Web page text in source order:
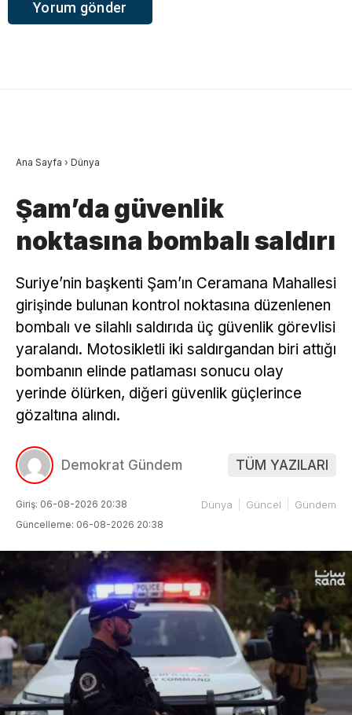
Ana Sayfa › Dünya
Şam’da güvenlik
noktasına bombalı saldırı
Suriye’nin başkenti Şam’ın Ceramana Mahallesi
girişinde bulunan kontrol noktasına düzenlenen
bombalı ve silahlı saldırıda üç güvenlik görevlisi
yaralandı. Motosikletli iki saldırgandan biri attığı
bombanın elinde patlaması sonucu olay
yerinde ölürken, diğeri güvenlik güçlerince
gözaltına alındı.
Demokrat Gündem TÜM YAZILARI
Giriş: 06-08-2026 20:38
Güncelleme: 06-08-2026 20:38
Dünya Güncel Gündem